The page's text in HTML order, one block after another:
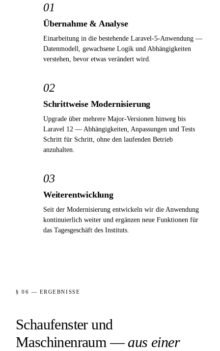
01
Übernahme & Analyse
Einarbeitung in die bestehende Laravel-5-Anwendung —
Datenmodell, gewachsene Logik und Abhängigkeiten
verstehen, bevor etwas verändert wird.
02
Schrittweise Modernisierung
Upgrade über mehrere Major-Versionen hinweg bis
Laravel 12 — Abhängigkeiten, Anpassungen und Tests
Schritt für Schritt, ohne den laufenden Betrieb
anzuhalten.
03
Weiterentwicklung
Seit der Modernisierung entwickeln wir die Anwendung
kontinuierlich weiter und ergänzen neue Funktionen für
das Tagesgeschäft des Instituts.
§ 06 — ERGEBNISSE
Schaufenster und
Maschinenraum —aus einer